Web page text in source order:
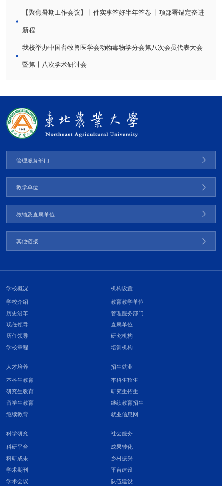
【聚焦暑期工作会议】十件实事答好半年答卷 十项部署锚定奋进
新程
我校举办中国畜牧兽医学会动物毒物学分会第八次会员代表大会
暨第十八次学术研讨会
管理服务部门
教学单位
教辅及直属单位
其他链接
学校概况
学校介绍
历史沿革
现任领导
历任领导
学校章程
机构设置
教育教学单位
管理服务部门
直属单位
研究机构
培训机构
人才培养
本科生教育
研究生教育
留学生教育
继续教育
招生就业
本科生招生
研究生招生
继续教育招生
就业信息网
科学研究
科研平台
科研成果
学术期刊
学术会议
社会服务
成果转化
乡村振兴
平台建设
队伍建设